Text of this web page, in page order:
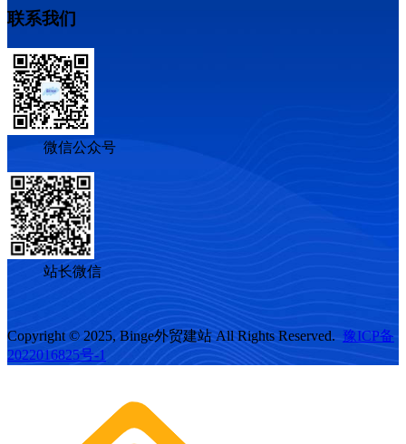
联系我们
微信公众号
站长微信
Copyright © 2025, Binge外贸建站 All Rights Reserved. 豫ICP备
2022016825号-1